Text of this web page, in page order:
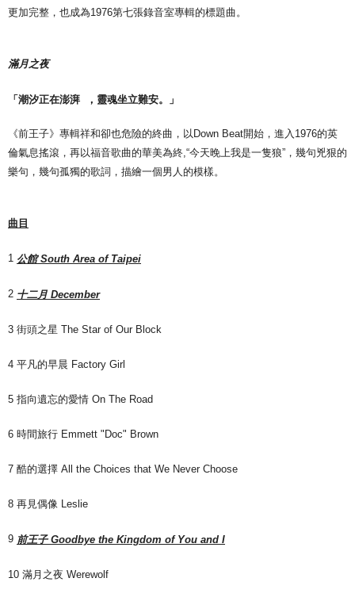
更加完整，也成為1976第七張錄音室專輯的標題曲。
滿月之夜
「潮汐正在澎湃 ， 靈魂坐立難安。」
《前王子》專輯祥和卻也危險的終曲，以Down Beat開始，進入1976的英
倫氣息搖滾，再以福音歌曲的華美為終,“今天晚上我是一隻狼”，幾句兇狠的
樂句，幾句孤獨的歌詞，描繪一個男人的模樣。
曲目
1 公館South Area of Taipei
2 十二月 December
3 街頭之星 The Star of Our Block
4 平凡的早晨 Factory Girl
5 指向遺忘的愛情 On The Road
6 時間旅行 Emmett "Doc" Brown
7 酷的選擇 All the Choices that We Never Choose
8 再見偶像 Leslie
9 前王子Goodbye the Kingdom of You and I
10 滿月之夜 Werewolf